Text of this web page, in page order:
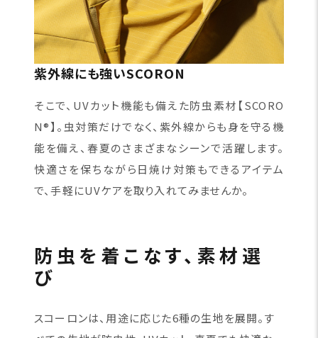
紫外線にも強いSCORON
そこで、UVカット機能も備えた防虫素材【SCORO
N®】。虫対策だけでなく、紫外線からも身を守る機
能を備え、春夏のさまざまなシーンで活躍します。
快適さを保ちながら日焼け対策もできるアイテム
で、手軽にUVケアを取り入れてみませんか。
防虫を着こなす、素材選
び
スコーロンは、用途に応じた6種の生地を展開。す